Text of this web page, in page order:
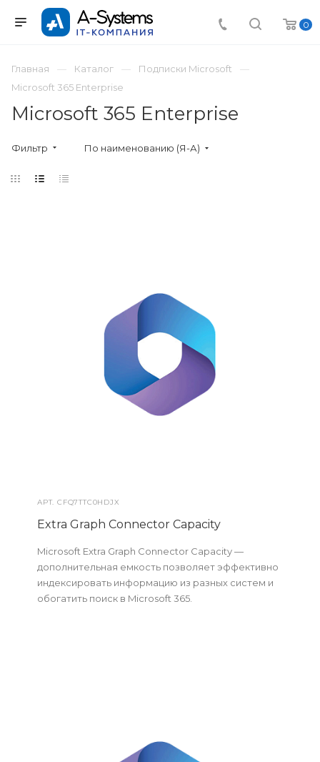
0
Главная Каталог
Подписки Microsoft
Microsoft 365 Enterprise
Microsoft 365 Enterprise
Фильтр По наименованию (Я-А)
АРТ.CFQ7TTC0HDJX
Extra Graph Connector Capacity
Microsoft Extra Graph Connector Capacity —
дополнительная емкость позволяет эффективно
индексировать информацию из разных систем и
обогатить поиск в Microsoft 365.